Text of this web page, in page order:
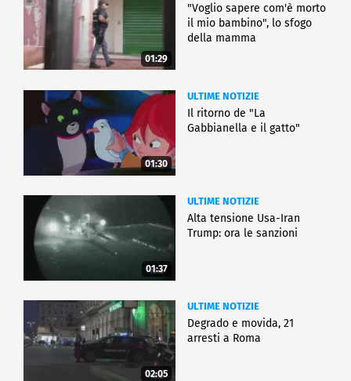
01:29
"Voglio sapere com'è morto
il mio bambino", lo sfogo
della mamma
01:30
ULTIME NOTIZIE
Il ritorno de "La
Gabbianella e il gatto"
01:37
ULTIME NOTIZIE
Alta tensione Usa-Iran
Trump: ora le sanzioni
02:05
ULTIME NOTIZIE
Degrado e movida, 21
arresti a Roma